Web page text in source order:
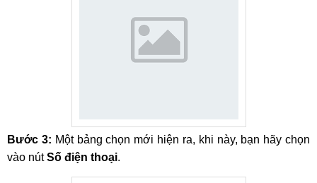
Bước 3: Một bảng chọn mới hiện ra, khi này, bạn hãy chọn
vào nútSố điện thoại.